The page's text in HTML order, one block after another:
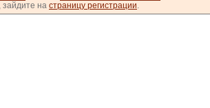
зайдите на страницу регистрации.